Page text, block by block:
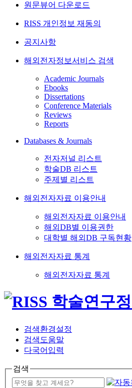
원문뷰어 다운로드
RISS 개인정보 재동의
공지사항
해외전자정보서비스 검색
Academic Journals
Ebooks
Dissertations
Conference Materials
Reviews
Reports
Databases & Journals
전자저널 리스트
학술DB 리스트
주제별 리스트
해외전자자료 이용안내
해외전자자료 이용안내
해외DB별 이용권한
대학별 해외DB 구독현황
해외전자자료 통계
해외전자자료 통계
검색환경설정
검색도움말
다국어입력
검색